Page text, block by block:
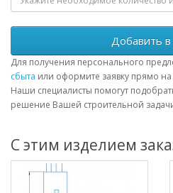
Добавить в
Для получения персонального
сбыта или оформите заявку прямо на
Наши специалисты помогут
решение Вашей строительной
С этим изделием